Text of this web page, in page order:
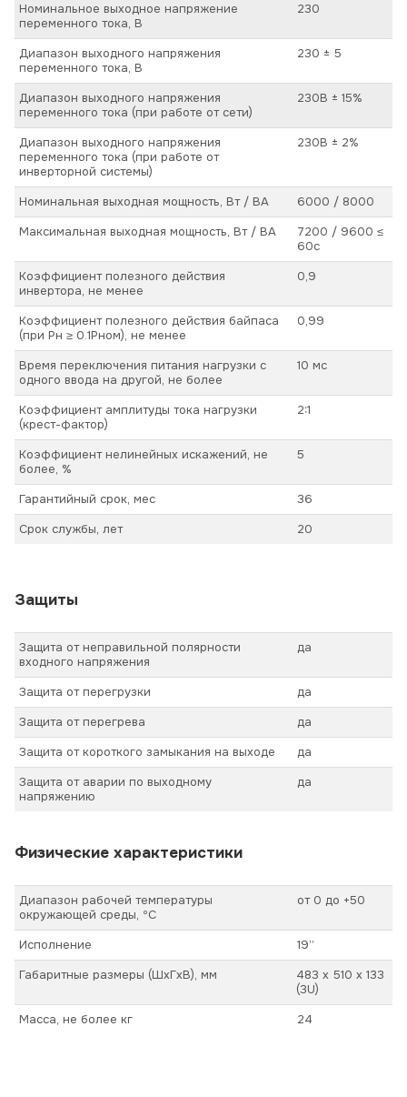
Номинальное выходное напряжение
переменного тока, В
230
Диапазон выходного напряжения
переменного тока, В
230 ± 5
Диапазон выходного напряжения
переменного тока (при работе от сети)
230В ± 15%
Диапазон выходного напряжения
переменного тока (при работе от
инверторной системы)
230В ± 2%
Номинальная выходная мощность, Вт / ВА
6000 / 8000
Максимальная выходная мощность, Вт / ВА
7200 / 9600 ≤
60с
Коэффициент полезного действия
инвертора, не менее
0,9
Коэффициент полезного действия байпаса
(при Pн ≥ 0.1Pном), не менее
0,99
Время переключения питания нагрузки с
одного ввода на другой, не более
10 мс
Коэффициент амплитуды тока нагрузки
(крест-фактор)
2:1
Коэффициент нелинейных искажений, не
более, %
5
Гарантийный срок, мес
36
Срок службы, лет
20
Защиты
Защита от неправильной полярности
входного напряжения
да
Защита от перегрузки
да
Защита от перегрева
да
Защита от короткого замыкания на выходе
да
Защита от аварии по выходному
напряжению
да
Физические характеристики
Диапазон рабочей температуры
окружающей среды, ºС
от 0 до +50
Исполнение
19”
Габаритные размеры (ШхГхВ), мм
483 х 510 х 133
(3U)
Масса, не более кг
24